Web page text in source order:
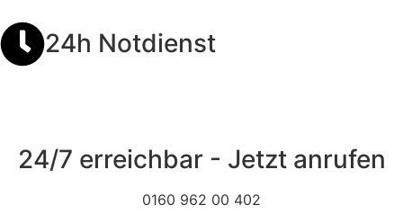
24h Notdienst
24/7 erreichbar - Jetzt anrufen
0160 962 00 402